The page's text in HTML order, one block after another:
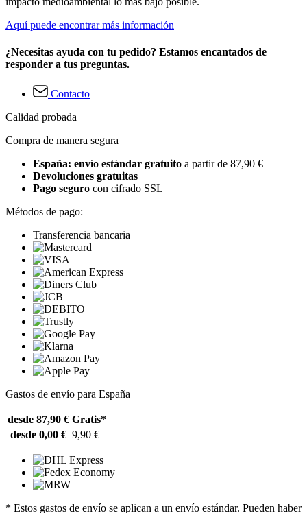
Aquí puede encontrar más información
¿Necesitas ayuda con tu pedido? Estamos encantados de
responder a tus preguntas.
Contacto
Calidad probada
Compra de manera segura
España: envío estándar gratuito a partir de 87,90 €
Devoluciones gratuitas
Pago seguro con cifrado SSL
Métodos de pago:
Transferencia bancaria
Gastos de envío para España
desde 87,90 € Gratis*
desde 0,00 € 9,90 €
* Estos gastos de envío se aplican a un envío estándar. Pueden haber